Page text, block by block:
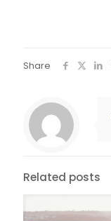
Share
Related posts